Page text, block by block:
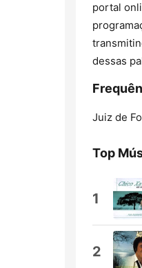
portal
dessas
Juiz de
Top
1
2